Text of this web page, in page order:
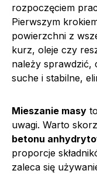
rozpoczęciem
Pierwszym
powierzchni z
kurz, oleje czy
należy sprawdzić,
suche i stabilne,
Mieszanie masy
uwagi. Warto
betonu
proporcje
zaleca się